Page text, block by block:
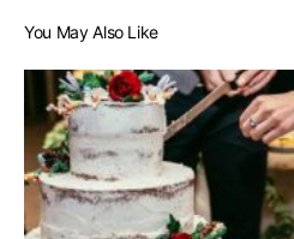
You May Also Like